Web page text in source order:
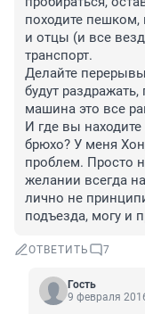
походите
и отцы (и все
транспорт.
Делайте
будут
машина это все
И где вы
брюхо? У меня
проблем. Просто
желании всегда
лично не
подъезда, могу и
ОТВЕТИТЬ 7
Гость
9 февраля